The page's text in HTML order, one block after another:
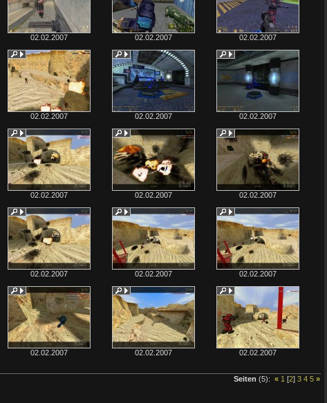
02.02.2007 02.02.2007 02.02.2007
02.02.2007 02.02.2007 02.02.2007
02.02.2007 02.02.2007 02.02.2007
02.02.2007 02.02.2007 02.02.2007
02.02.2007 02.02.2007 02.02.2007
Seiten (5): « 1 [2] 3 4 5 »